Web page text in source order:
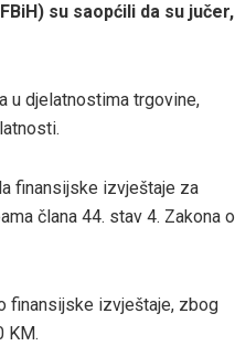
su saopćili da su jučer,
u djelatnostima trgovine,
finansijske izvještaje za
člana 44. stav 4. Zakona o
finansijske izvještaje, zbog
KM.